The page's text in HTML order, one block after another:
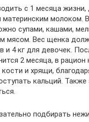
с 1 месяца жизни,
молоком.
супами, кашами,
мясом. Вес щенка
и 4 кг для девочек.
2 месяца, в рацион
и хрящи,
кальций.
подбирать